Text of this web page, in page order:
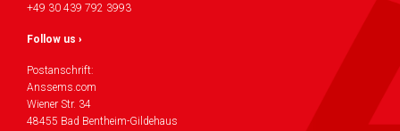
+49 30 439 792 3993
Follow us ›
Postanschrift:
Anssems.com
Wiener Str. 34
48455 Bad Bentheim-Gildehaus